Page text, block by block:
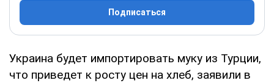
Подписаться
Украина будет импортировать муку из Турции,
что приведет к росту цен на хлеб, заявили в